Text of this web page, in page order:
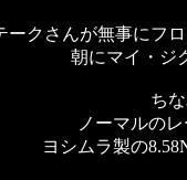
ークさんが無事にフ
朝にマイ・ジ
ち
ノーマルの
ヨシムラ製の